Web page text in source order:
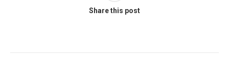
Share this post